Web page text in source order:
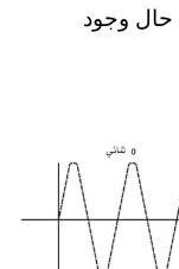
حال وجود